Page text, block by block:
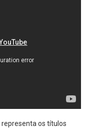
representa os títulos